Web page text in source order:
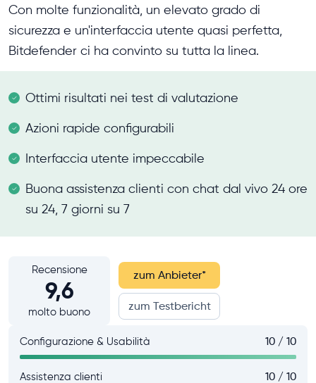
Con molte funzionalità, un elevato grado di
sicurezza e un'interfaccia utente quasi perfetta,
Bitdefender ci ha convinto su tutta la linea.
Ottimi risultati nei test di valutazione
Azioni rapide configurabili
Interfaccia utente impeccabile
Buona assistenza clienti con chat dal vivo 24 ore
su 24, 7 giorni su 7
Recensione
9,6
molto buono
zum Anbieter*
zum Testbericht
Configurazione & Usabilità 10 / 10
Assistenza clienti 10 / 10